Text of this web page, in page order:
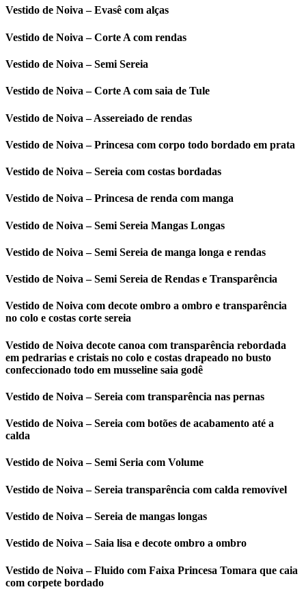
Vestido de Noiva – Evasê com alças
Vestido de Noiva – Corte A com rendas
Vestido de Noiva – Semi Sereia
Vestido de Noiva – Corte A com saia de Tule
Vestido de Noiva – Assereiado de rendas
Vestido de Noiva – Princesa com corpo todo bordado em prata
Vestido de Noiva – Sereia com costas bordadas
Vestido de Noiva – Princesa de renda com manga
Vestido de Noiva – Semi Sereia Mangas Longas
Vestido de Noiva – Semi Sereia de manga longa e rendas
Vestido de Noiva – Semi Sereia de Rendas e Transparência
Vestido de Noiva com decote ombro a ombro e transparência
no colo e costas corte sereia
Vestido de Noiva decote canoa com transparência rebordada
em pedrarias e cristais no colo e costas drapeado no busto
confeccionado todo em musseline saia godê
Vestido de Noiva – Sereia com transparência nas pernas
Vestido de Noiva – Sereia com botões de acabamento até a
calda
Vestido de Noiva – Semi Seria com Volume
Vestido de Noiva – Sereia transparência com calda removível
Vestido de Noiva – Sereia de mangas longas
Vestido de Noiva – Saia lisa e decote ombro a ombro
Vestido de Noiva – Fluido com Faixa Princesa Tomara que caia
com corpete bordado